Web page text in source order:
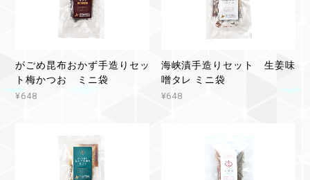
がごめ昆布おかず手造りセッ
ト梅かつお ミニ袋
¥648
海峡漬手造りセット 生姜味
噌タレ ミニ袋
¥648